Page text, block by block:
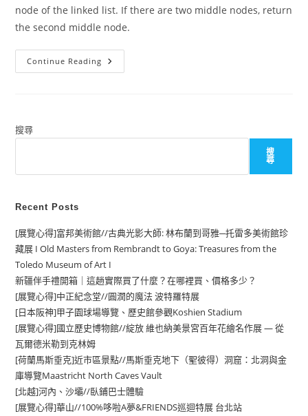
node of the linked list. If there are two middle nodes, return
the second middle node.
Continue Reading [LeetCode
Solutions]876.
搜尋
搜
尋
Recent Posts
[展覽心得]富邦美術館//古典光影大師: 林布蘭到哥雅─托雷多美術館珍
藏展 I Old Masters from Rembrandt to Goya: Treasures from the
Toledo Museum of Art I
新疆伴手禮開箱｜這趟實際買了什麼？在哪裡買、價格多少？
[展覽心得]中正紀念堂//圓潤的魔法 波特羅特展
[日本阪神]甲子園球場導覽、歷史館參觀Koshien Stadium
[展覽心得]國立歷史博物館//綻放 維也納美景宮百年花繪名作展 — 從
瓦爾德米勒到克林姆
[荷蘭馬斯垂克]近市區景點//馬斯垂克地下（聖彼得）洞窟：北洞與金
庫導覽Maastricht North Caves Vault
[北越]河內、沙壩//臥鋪巴士體驗
[展覽心得]華山//100%哆啦A夢&FRIENDS巡迴特展 台北站